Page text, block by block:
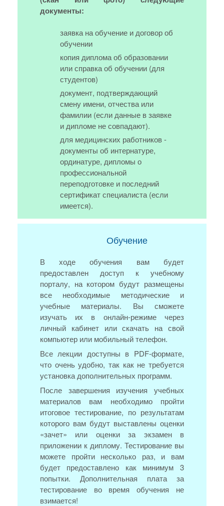
документы:
заявка на обучение и договор об
обучении
копия диплома об образовании
или справка об обучении (для
студентов)
документ, подтверждающий
смену имени, отчества или
фамилии (если данные в заявке
и дипломе не совпадают).
для медицинских работников -
документы об интернатуре,
ординатуре, дипломы о
профессиональной
переподготовке и последний
сертификат специалиста (если
имеется).
Обучение
В ходе обучения вам будет
предоставлен доступ к учебному
порталу, на котором будут размещены
все необходимые методические и
учебные материалы. Вы сможете
изучать их в онлайн-режиме через
личный кабинет или скачать на свой
компьютер или мобильный телефон.
Все лекции доступны в PDF-формате,
что очень удобно, так как не требуется
установка дополнительных программ.
После завершения изучения учебных
материалов вам необходимо пройти
итоговое тестирование, по результатам
которого вам будут выставлены оценки
«зачет» или оценки за экзамен в
приложении к диплому. Тестирование вы
можете пройти несколько раз, и вам
будет предоставлено как минимум 3
попытки. Дополнительная плата за
тестирование во время обучения не
взимается!